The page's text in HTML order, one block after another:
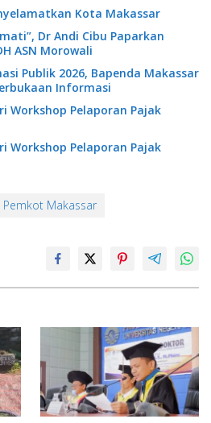
Kota Makassar
Dr Andi Cibu Paparkan
ASN Morowali
Publik 2026, Bapenda Makassar
Informasi
Workshop Pelaporan Pajak
Workshop Pelaporan Pajak
Pemkot Makassar